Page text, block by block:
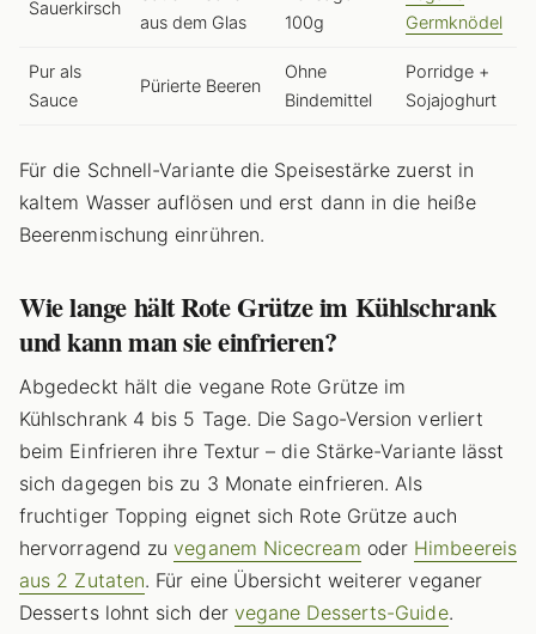
Sauerkirsch
aus dem Glas
100g
Germknödel
Pur als
Sauce
Pürierte Beeren
Ohne
Bindemittel
Porridge +
Sojajoghurt
Für die Schnell-Variante die Speisestärke zuerst in
kaltem Wasser auflösen und erst dann in die heiße
Beerenmischung einrühren.
Wie lange hält Rote Grütze im Kühlschrank
und kann man sie einfrieren?
Abgedeckt hält die vegane Rote Grütze im
Kühlschrank 4 bis 5 Tage. Die Sago-Version verliert
beim Einfrieren ihre Textur – die Stärke-Variante lässt
sich dagegen bis zu 3 Monate einfrieren. Als
fruchtiger Topping eignet sich Rote Grütze auch
hervorragend zuveganem Nicecream oder Himbeereis
aus 2 Zutaten. Für eine Übersicht weiterer veganer
Desserts lohnt sich der vegane Desserts-Guide.